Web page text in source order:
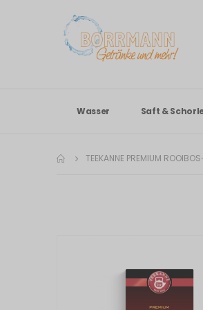
Wasser Saft &
TEEKANNE PREMIUM